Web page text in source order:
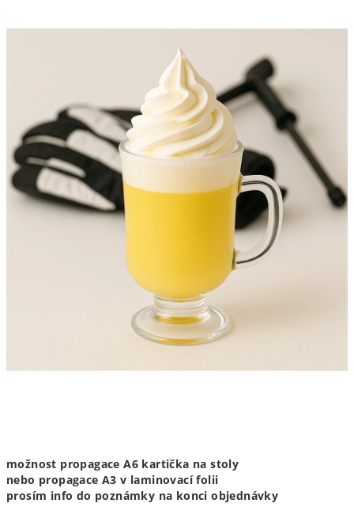
možnost propagace A6 kartička na stoly
nebo propagace A3 v laminovací folii
prosím info do poznámky na konci objednávky
hvězdiček.